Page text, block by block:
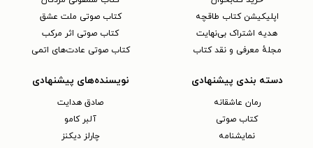
اپلیکیشن کتاب طاقچه
هدیه اشتراک بی‌نهایت
مجلهٔ معرفی و نقد کتاب
کتاب صوتی ملت عشق
کتاب صوتی اثر مرکب
کتاب صوتی عادت‌های اتمی
دسته بندی پیشنهادی
رمان عاشقانه
کتاب‌ صوتی
نمایشنامه
نویسنده‌های پیشنهادی
صادق هدایت
آلبر کامو
چارلز دیکنز